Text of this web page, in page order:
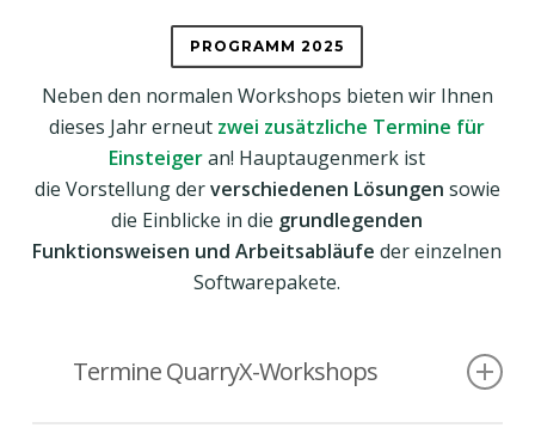
PROGRAMM 2025
Neben den normalen Workshops bieten wir Ihnen
dieses Jahr erneut zwei zusätzliche Termine für
Einsteiger an! Hauptaugenmerk ist
die Vorstellung derverschiedenen Lösungen sowie
die Einblicke in die grundlegenden
Funktionsweisen und Arbeitsabläufe der einzelnen
Softwarepakete.
Termine QuarryX-Workshops